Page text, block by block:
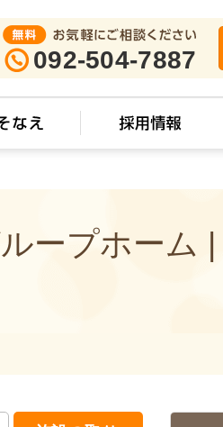
092-504-7887
ープホーム